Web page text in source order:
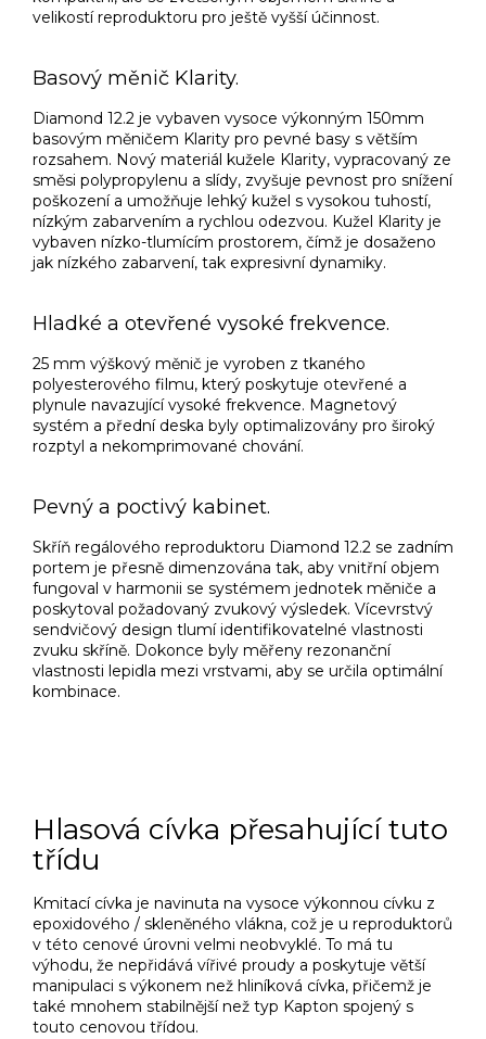
velikostí reproduktoru pro ještě vyšší účinnost.
Basový měnič Klarity.
Diamond 12.2 je vybaven vysoce výkonným 150mm
basovým měničem Klarity pro pevné basy s větším
rozsahem. Nový materiál kužele Klarity, vypracovaný ze
směsi polypropylenu a slídy, zvyšuje pevnost pro snížení
poškození a umožňuje lehký kužel s vysokou tuhostí,
nízkým zabarvením a rychlou odezvou. Kužel Klarity je
vybaven nízko-tlumícím prostorem, čímž je dosaženo
jak nízkého zabarvení, tak expresivní dynamiky.
Hladké a otevřené vysoké frekvence.
25 mm výškový měnič je vyroben z tkaného
polyesterového filmu, který poskytuje otevřené a
plynule navazující vysoké frekvence. Magnetový
systém a přední deska byly optimalizovány pro široký
rozptyl a nekomprimované chování.
Pevný a poctivý kabinet.
Skříň regálového reproduktoru Diamond 12.2 se zadním
portem je přesně dimenzována tak, aby vnitřní objem
fungoval v harmonii se systémem jednotek měniče a
poskytoval požadovaný zvukový výsledek. Vícevrstvý
sendvičový design tlumí identifikovatelné vlastnosti
zvuku skříně. Dokonce byly měřeny rezonanční
vlastnosti lepidla mezi vrstvami, aby se určila optimální
kombinace.
Hlasová cívka přesahující tuto
třídu
Kmitací cívka je navinuta na vysoce výkonnou cívku z
epoxidového / skleněného vlákna, což je u reproduktorů
v této cenové úrovni velmi neobvyklé. To má tu
výhodu, že nepřidává vířivé proudy a poskytuje větší
manipulaci s výkonem než hliníková cívka, přičemž je
také mnohem stabilnější než typ Kapton spojený s
touto cenovou třídou.